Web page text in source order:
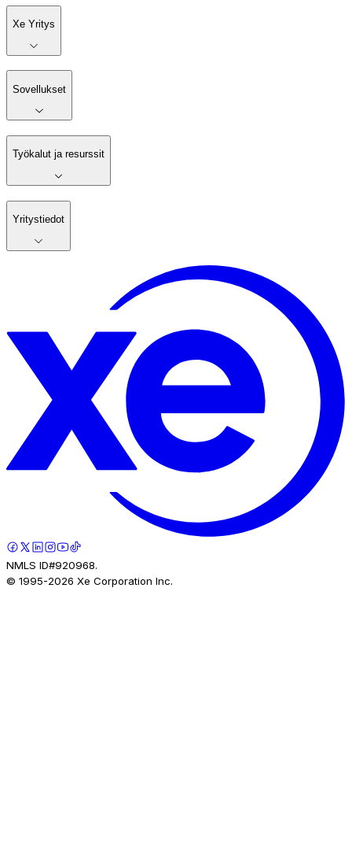
Xe Yritys
Sovellukset
Työkalut ja resurssit
Yritystiedot
NMLS ID#920968.
© 1995-2026 Xe Corporation Inc.